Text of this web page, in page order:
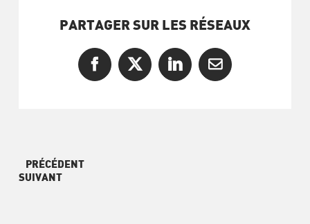
PARTAGER SUR LES RÉSEAUX
Facebook
X LinkedInCourriel
PRÉCÉDENT
SUIVANT